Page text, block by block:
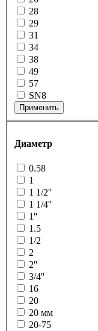
28
29
31
34
38
49
57
SN8
Применить
Диаметр
0.58
1
1 1/2''
1 1/4''
1''
1.5
1/2
2
2''
3/4''
16
20
20 мм
20-75